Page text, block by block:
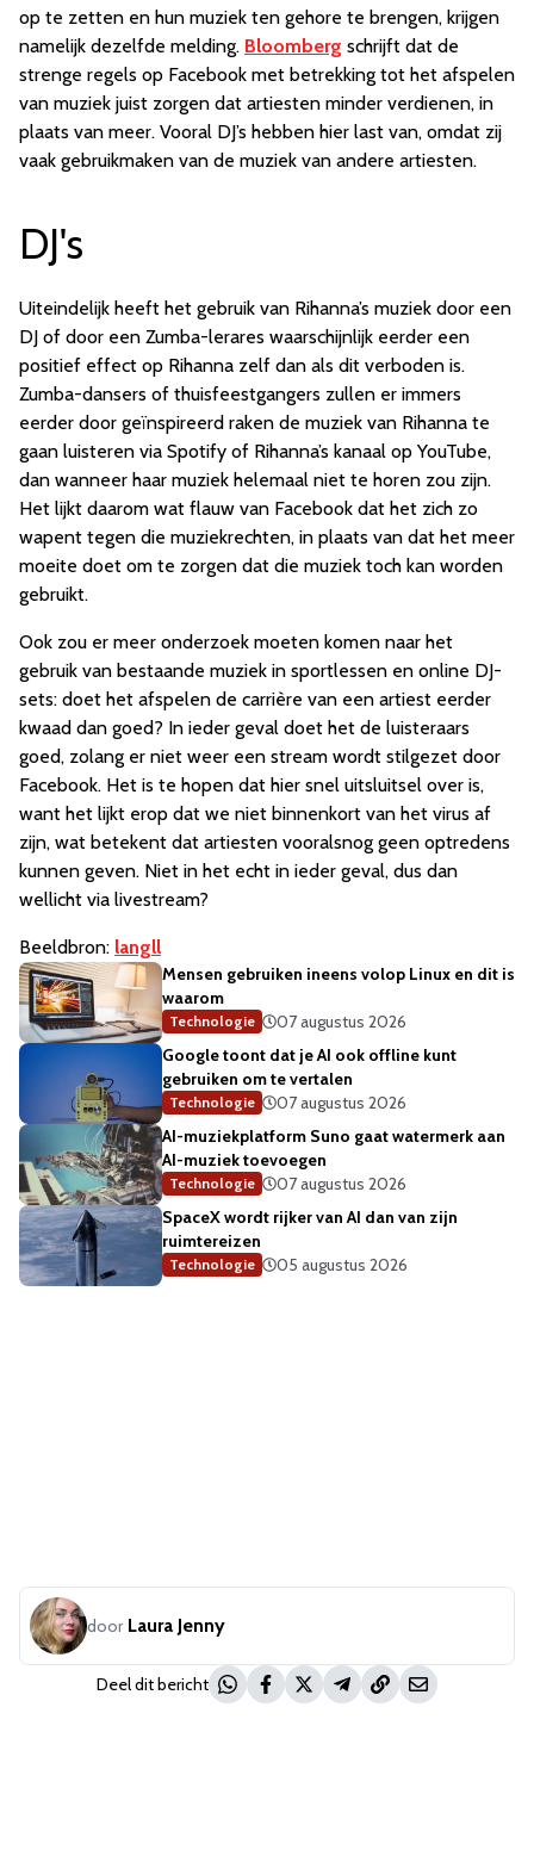
op te zetten en hun muziek ten gehore te brengen, krijgen
namelijk dezelfde melding. Bloomberg schrijft dat de
strenge regels op Facebook met betrekking tot het afspelen
van muziek juist zorgen dat artiesten minder verdienen, in
plaats van meer. Vooral DJ’s hebben hier last van, omdat zij
vaak gebruikmaken van de muziek van andere artiesten.
DJ's
Uiteindelijk heeft het gebruik van Rihanna’s muziek door een
DJ of door een Zumba-lerares waarschijnlijk eerder een
positief effect op Rihanna zelf dan als dit verboden is.
Zumba-dansers of thuisfeestgangers zullen er immers
eerder door geïnspireerd raken de muziek van Rihanna te
gaan luisteren via Spotify of Rihanna’s kanaal op YouTube,
dan wanneer haar muziek helemaal niet te horen zou zijn.
Het lijkt daarom wat flauw van Facebook dat het zich zo
wapent tegen die muziekrechten, in plaats van dat het meer
moeite doet om te zorgen dat die muziek toch kan worden
gebruikt.
Ook zou er meer onderzoek moeten komen naar het
gebruik van bestaande muziek in sportlessen en online DJ-
sets: doet het afspelen de carrière van een artiest eerder
kwaad dan goed? In ieder geval doet het de luisteraars
goed, zolang er niet weer een stream wordt stilgezet door
Facebook. Het is te hopen dat hier snel uitsluitsel over is,
want het lijkt erop dat we niet binnenkort van het virus af
zijn, wat betekent dat artiesten vooralsnog geen optredens
kunnen geven. Niet in het echt in ieder geval, dus dan
wellicht via livestream?
Beeldbron: langll
Mensen gebruiken ineens volop Linux en dit is
waarom
Technologie
07 augustus 2026
Google toont dat je AI ook offline kunt
gebruiken om te vertalen
Technologie
07 augustus 2026
AI-muziekplatform Suno gaat watermerk aan
AI-muziek toevoegen
Technologie
07 augustus 2026
SpaceX wordt rijker van AI dan van zijn
ruimtereizen
Technologie 05 augustus 2026
door Laura Jenny
Deel dit bericht